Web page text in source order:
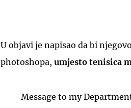
U objavi je napisao da bi
photoshopa, umjesto tenisica
Message to my